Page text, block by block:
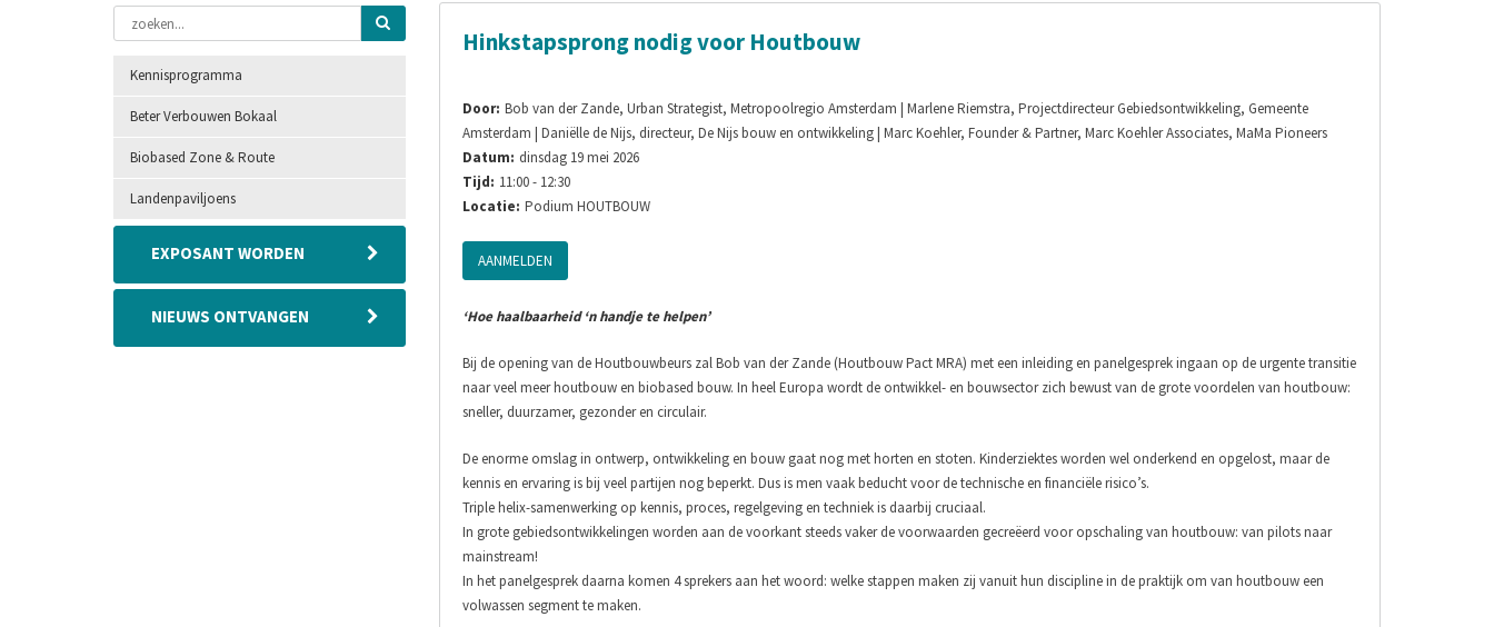
Kennisprogramma
Beter Verbouwen Bokaal
Biobased Zone & Route
Landenpaviljoens
EXPOSANT WORDEN
NIEUWS ONTVANGEN
Hinkstapsprong nodig voor Houtbouw
Door: Bob van der Zande, Urban Strategist, Metropoolregio Amsterdam | Marlene Riemstra, Projectdirecteur Gebiedsontwikkeling, Gemeente
Amsterdam | Daniëlle de Nijs, directeur, De Nijs bouw en ontwikkeling | Marc Koehler, Founder & Partner, Marc Koehler Associates, MaMa Pioneers
Datum: dinsdag 19 mei 2026
Tijd: 11:00 - 12:30
Locatie: Podium HOUTBOUW
AANMELDEN
‘Hoe haalbaarheid ‘n handje te helpen’
Bij de opening van de Houtbouwbeurs zal Bob van der Zande (Houtbouw Pact MRA) met een inleiding en panelgesprek ingaan op de urgente transitie
naar veel meer houtbouw en biobased bouw. In heel Europa wordt de ontwikkel- en bouwsector zich bewust van de grote voordelen van houtbouw:
sneller, duurzamer, gezonder en circulair.
De enorme omslag in ontwerp, ontwikkeling en bouw gaat nog met horten en stoten. Kinderziektes worden wel onderkend en opgelost, maar de
kennis en ervaring is bij veel partijen nog beperkt. Dus is men vaak beducht voor de technische en financiële risico’s.
Triple helix-samenwerking op kennis, proces, regelgeving en techniek is daarbij cruciaal.
In grote gebiedsontwikkelingen worden aan de voorkant steeds vaker de voorwaarden gecreëerd voor opschaling van houtbouw: van pilots naar
mainstream!
In het panelgesprek daarna komen 4 sprekers aan het woord: welke stappen maken zij vanuit hun discipline in de praktijk om van houtbouw een
volwassen segment te maken.